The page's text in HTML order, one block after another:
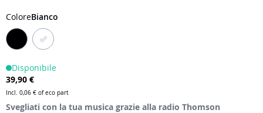
di
immagini
ColoreBianco
Disponibile
39,90 €
Incl. 0,06 € of eco part
Svegliati con la tua musica grazie alla radio Thomson